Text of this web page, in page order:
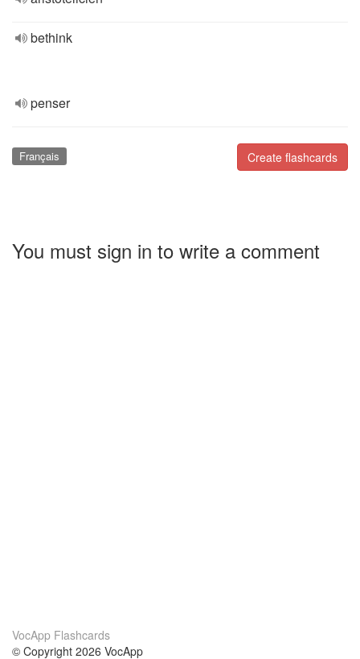
bethink
penser
Create flashcards
Français
You must sign in to write a comment
VocApp Flashcards
© Copyright 2026 VocApp